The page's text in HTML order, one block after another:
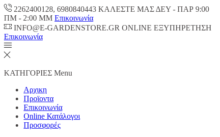
2262400128, 6980840443 ΚΑΛΕΣΤΕ ΜΑΣ ΔΕΥ - ΠΑΡ 9:00
ΠM - 2:00 ΜΜ Επικοινωνία
INFO@E-GARDENSTORE.GR ONLINE ΕΞΥΠΗΡΕΤΗΣH
Επικοινωνία
ΚΑΤΗΓΟΡΙΕΣ Menu
Αρχικη
Προϊοντα
Επικοινωνία
Online Κατάλογοι
Προσφορές